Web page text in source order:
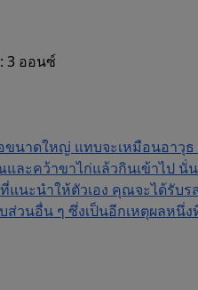
3 ออนซ์
ขนาดใหญ่ แทบจะเหมือนอาวุ
และคว้าขาไก่แล้วกินเข้าไป
แนะนำให้ตัวเอง คุณจะได้รับ
บส่วนอื่น ๆ ซึ่งเป็นอีกเหตุผลห